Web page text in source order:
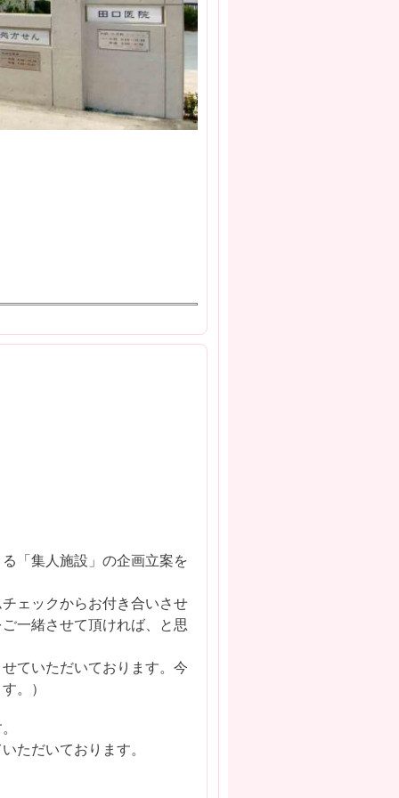
「集人施設」の企画立案を
ェックからお付き合いさせ
一緒させて頂ければ、と思
ていただいております。今
。）
ただいております。